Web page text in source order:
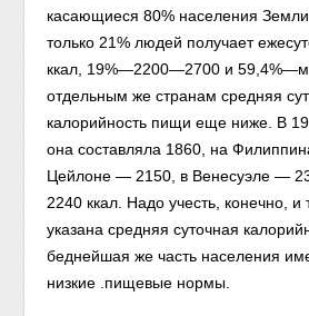
касающиеся 80% населения
только 21% людей получает
ккал, 19%—2200—2700 и
отдельным же странам средняя
калорийность пищи еще ниже. В
она составляла 1860, на
Цейлоне — 2150, в Венесуэле —
2240 ккал. Надо учесть, конечно, и
указана средняя суточная
беднейшая же часть населения
низкие .пищевые нормы.